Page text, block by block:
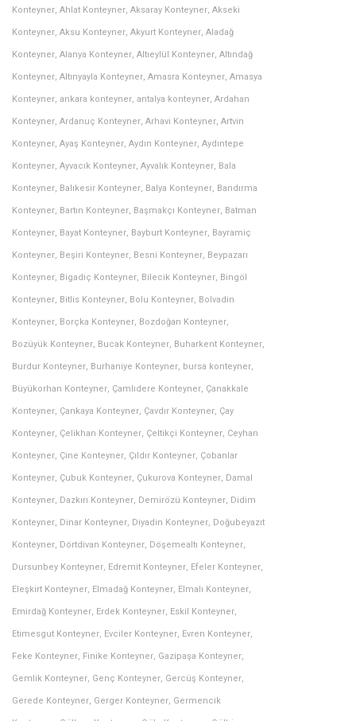
Konteyner, Ahlat Konteyner, Aksaray Konteyner, Akseki
Konteyner, Aksu Konteyner, Akyurt Konteyner, Aladağ
Konteyner, Alanya Konteyner, Altıeylül Konteyner, Altındağ
Konteyner, Altınyayla Konteyner, Amasra Konteyner, Amasya
Konteyner, ankara konteyner, antalya konteyner, Ardahan
Konteyner, Ardanuç Konteyner, Arhavi Konteyner, Artvin
Konteyner, Ayaş Konteyner, Aydın Konteyner, Aydıntepe
Konteyner, Ayvacık Konteyner, Ayvalık Konteyner, Bala
Konteyner, Balıkesir Konteyner, Balya Konteyner, Bandırma
Konteyner, Bartın Konteyner, Başmakçı Konteyner, Batman
Konteyner, Bayat Konteyner, Bayburt Konteyner, Bayramiç
Konteyner, Beşiri Konteyner, Besni Konteyner, Beypazarı
Konteyner, Bigadiç Konteyner, Bilecik Konteyner, Bingöl
Konteyner, Bitlis Konteyner, Bolu Konteyner, Bolvadin
Konteyner, Borçka Konteyner, Bozdoğan Konteyner,
Bozüyük Konteyner, Bucak Konteyner, Buharkent Konteyner,
Burdur Konteyner, Burhaniye Konteyner, bursa konteyner,
Büyükorhan Konteyner, Çamlıdere Konteyner, Çanakkale
Konteyner, Çankaya Konteyner, Çavdır Konteyner, Çay
Konteyner, Çelikhan Konteyner, Çeltikçi Konteyner, Ceyhan
Konteyner, Çine Konteyner, Çıldır Konteyner, Çobanlar
Konteyner, Çubuk Konteyner, Çukurova Konteyner, Damal
Konteyner, Dazkırı Konteyner, Demirözü Konteyner, Didim
Konteyner, Dinar Konteyner, Diyadin Konteyner, Doğubeyazıt
Konteyner, Dörtdivan Konteyner, Döşemealtı Konteyner,
Dursunbey Konteyner, Edremit Konteyner, Efeler Konteyner,
Eleşkirt Konteyner, Elmadağ Konteyner, Elmalı Konteyner,
Emirdağ Konteyner, Erdek Konteyner, Eskil Konteyner,
Etimesgut Konteyner, Evciler Konteyner, Evren Konteyner,
Feke Konteyner, Finike Konteyner, Gazipaşa Konteyner,
Gemlik Konteyner, Genç Konteyner, Gercüş Konteyner,
Gerede Konteyner, Gerger Konteyner, Germencik